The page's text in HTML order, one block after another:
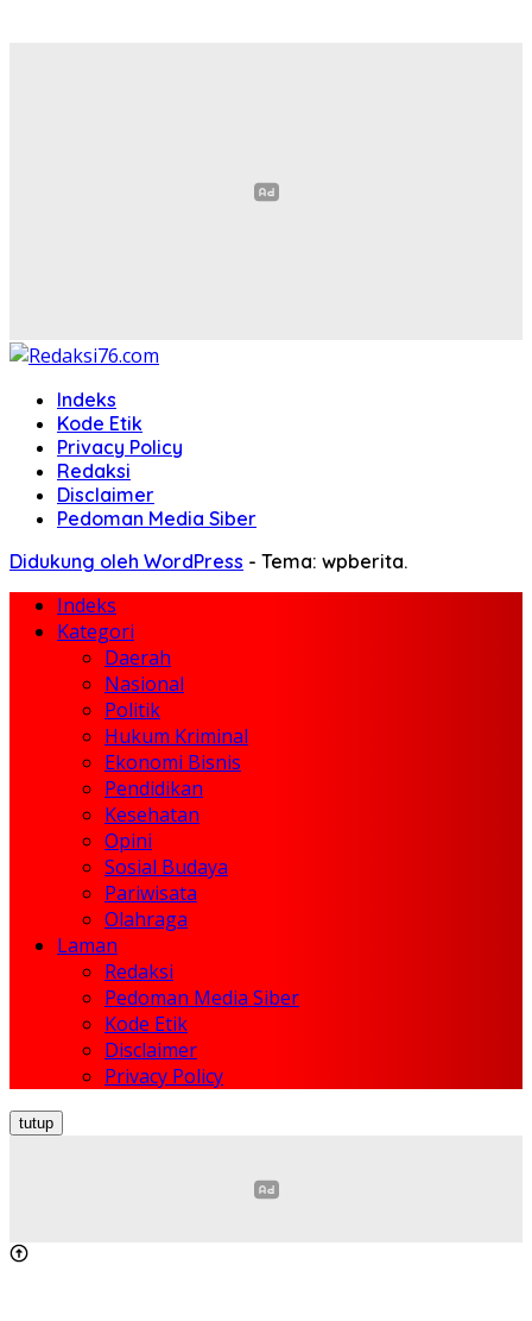
Indeks
Kode Etik
Privacy Policy
Redaksi
Disclaimer
Pedoman Media Siber
Didukung oleh WordPress - Tema: wpberita.
Indeks
Kategori
Daerah
Nasional
Politik
Hukum Kriminal
Ekonomi Bisnis
Pendidikan
Kesehatan
Opini
Sosial Budaya
Pariwisata
Olahraga
Laman
Redaksi
Pedoman Media Siber
Kode Etik
Disclaimer
Privacy Policy
tutup